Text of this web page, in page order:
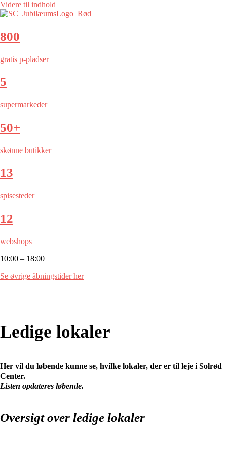
Videre til indhold
800
gratis p-pladser
5
supermarkeder
50+
skønne butikker
13
spisesteder
12
webshops
10:00 – 18:00
Se øvrige åbningstider her
Ledige lokaler
Her vil du løbende kunne se, hvilke lokaler, der er til leje i Solrød
Center.
Listen opdateres løbende.
Oversigt over ledige lokaler